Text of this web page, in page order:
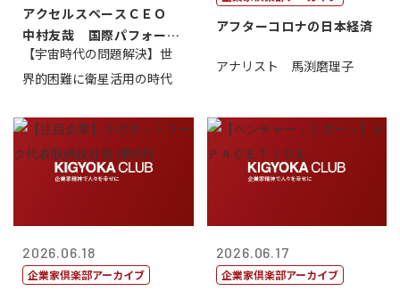
アクセルスペースＣＥＯ
中村友哉 国際パフォーマ
ンス研究所代...
【宇宙時代の問題解決】世
界的困難に衛星活用の時代
アフターコロナの日本経済
アナリスト 馬渕磨理子
2026.06.18
企業家倶楽部アーカイブ
2026.06.17
企業家倶楽部アーカイブ